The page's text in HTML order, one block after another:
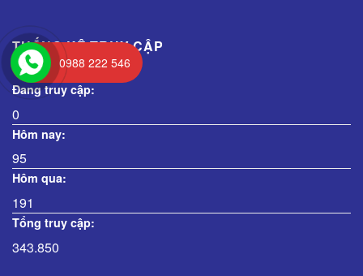
THỐNG KÊ TRUY CẬP
Đang truy cập:
0
Hôm nay:
95
Hôm qua:
191
Tổng truy cập:
343.850
0988 222 546